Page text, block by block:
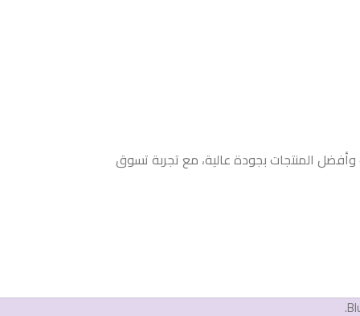
وأفضل المنتجات بجودة عالية، مع تجربة تسوق